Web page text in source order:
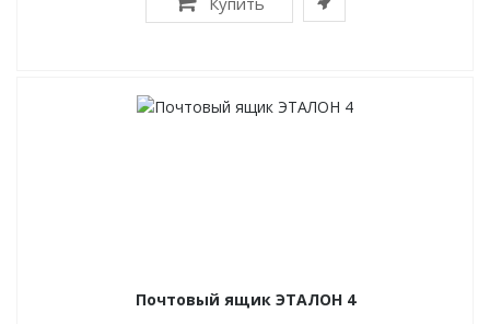
Почтовый ящик ЭТАЛОН 4